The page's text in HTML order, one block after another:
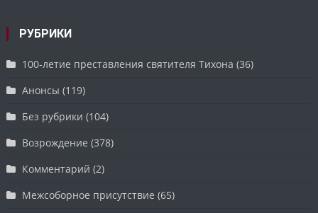
РУБРИКИ
100-летие преставления святителя Тихона (36)
Анонсы (119)
Без рубрики (104)
Возрождение (378)
Комментарий (2)
Межсоборное присутствие (65)